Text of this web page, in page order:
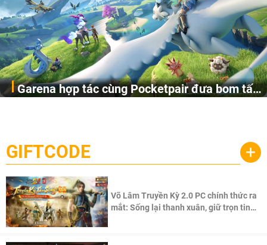
Garena hợp tác cùng Pocketpair đưa bom tấn
cầu, theo giấy phép chính thức từ công ty game Nhật Bản
Pocketpair, Inc.
GIFTCODE +
Võ Lâm Truyền Kỳ 2.0 PC chính thức ra
mắt: Sống lại thanh xuân, giữ trọn tinh